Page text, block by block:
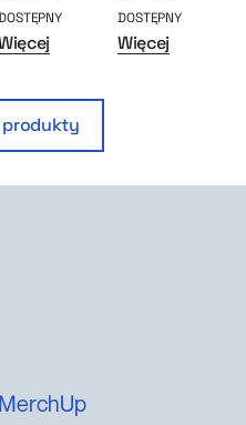
DOSTĘPNY
Więcej
produkty
MerchUp